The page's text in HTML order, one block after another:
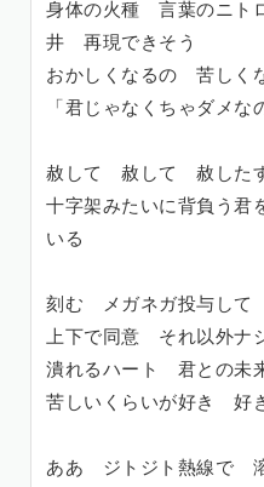
身体の火種 言葉のニ
井 再現できそう
おかしくなるの 苦しく
「君じゃなくちゃダメな
赦して 赦して 赦した
十字架みたいに背負う
いる
刻む メガネガ投与して
上下で同意 それ以外ナ
潰れるハート 君との未
苦しいくらいが好き 好
ああ ジトジト熱線で